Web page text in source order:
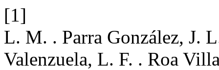
[1]
L. M. . Parra González, J.
Valenzuela, L. F. . Roa